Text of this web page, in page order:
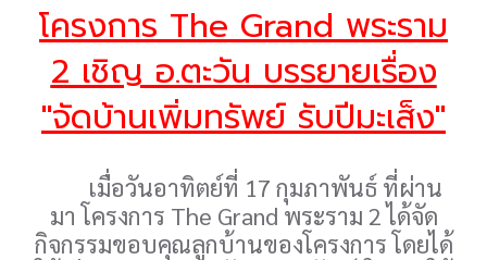
โครงการ The Grand พระราม
2 เชิญ อ.ตะวัน บรรยายเรื่อง
"จัดบ้านเพิ่มทรัพย์ รับปีมะเส็ง"
เมื่อวันอาทิตย์ที่ 17 กุมภาพันธ์ ที่ผ่าน
มา โครงการ The Grand พระราม 2 ได้จัด
กิจกรรมขอบคุณลูกบ้านของโครงการ โดยได้